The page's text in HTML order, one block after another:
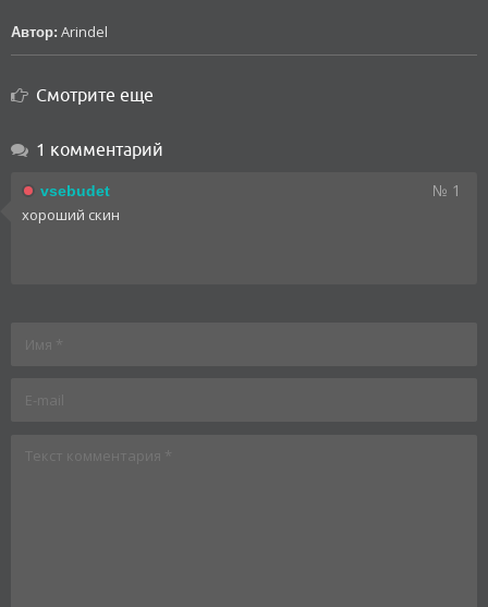
Автор: Arindel
Смотрите еще
1 комментарий
vsebudet № 1
хороший скин